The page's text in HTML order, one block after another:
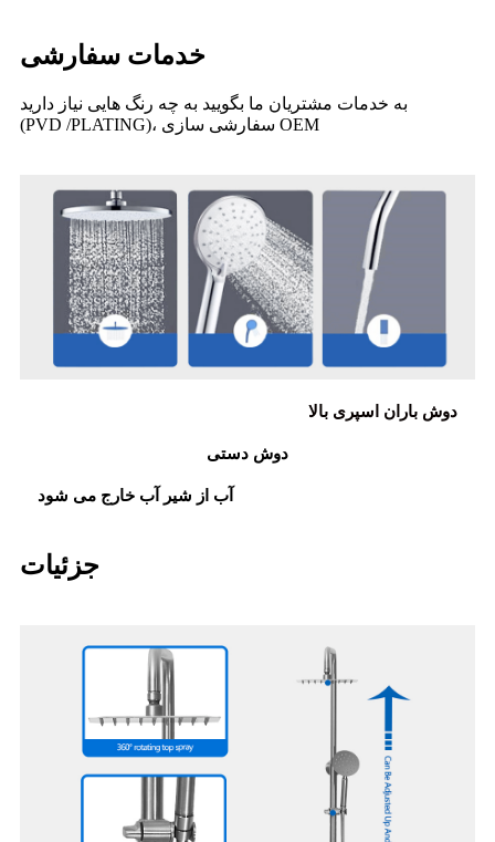
خدمات سفارشی
به خدمات مشتریان ما بگویید به چه رنگ هایی نیاز دارید
(PVD /PLATING)، سفارشی سازی OEM
دوش باران اسپری بالا
دوش دستی
آب از شیر آب خارج می شود
جزئیات